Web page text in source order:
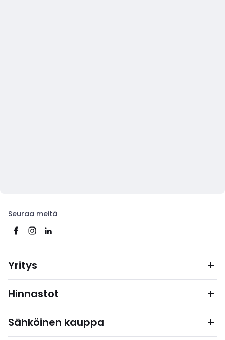
Seuraa meitä
Yritys
Hinnastot
Sähköinen kauppa